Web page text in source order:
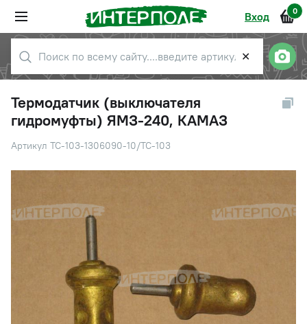
Вход 0
✕
Термодатчик (выключателя
гидромуфты) ЯМЗ-240, КАМАЗ
Артикул ТС-103-1306090-10/ТС-103